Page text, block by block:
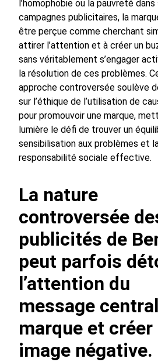
l’homophobie ou la pauvreté dans
campagnes publicitaires, la
être perçue comme cherchant
attirer l’attention et à créer un
sans véritablement s’engager
la résolution de ces problèmes.
approche controversée soulève
sur l’éthique de l’utilisation de
pour promouvoir une marque,
lumière le défi de trouver un
sensibilisation aux problèmes et
responsabilité sociale effective.
La nature
controversée
publicités de
peut parfois
l’attention du
message
marque et créer
image négative.